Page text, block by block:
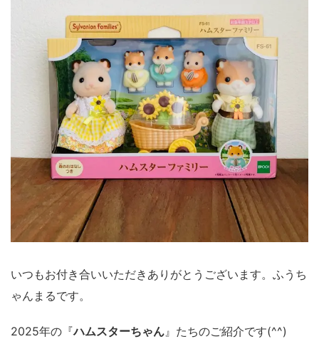
いつもお付き合いいただきありがとうございます。ふうち
ゃんまるです。
2025年の『ハムスターちゃん』たちのご紹介です(^^)